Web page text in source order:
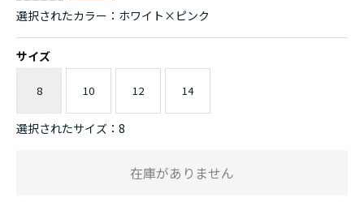
選択されたカラー：ホワイト×ピンク
サイズ
8 10 12 14
選択されたサイズ：8
在庫がありません